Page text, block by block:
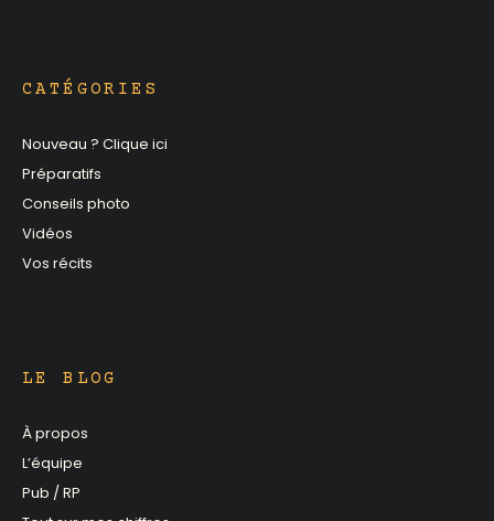
CATÉGORIES
Nouveau ? Clique ici
Préparatifs
Conseils photo
Vidéos
Vos récits
LE BLOG
À propos
L’équipe
Pub / RP